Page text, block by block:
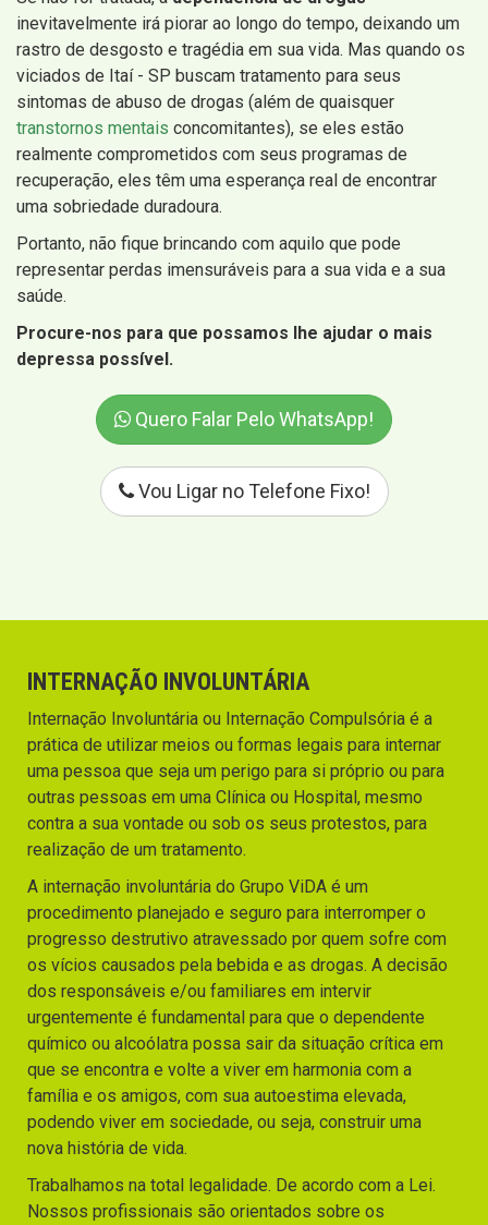
inevitavelmente irá piorar ao longo do tempo, deixando um
rastro de desgosto e tragédia em sua vida. Mas quando os
viciados de Itaí - SP buscam tratamento para seus
sintomas de abuso de drogas (além de quaisquer
transtornos mentais concomitantes), se eles estão
realmente comprometidos com seus programas de
recuperação, eles têm uma esperança real de encontrar
uma sobriedade duradoura.
Portanto, não fique brincando com aquilo que pode
representar perdas imensuráveis para a sua vida e a sua
saúde.
Procure-nos para que possamos lhe ajudar o mais
depressa possível.
Quero Falar Pelo WhatsApp!
Vou Ligar no Telefone Fixo!
INTERNAÇÃO INVOLUNTÁRIA
Internação Involuntária ou Internação Compulsória é a
prática de utilizar meios ou formas legais para internar
uma pessoa que seja um perigo para si próprio ou para
outras pessoas em uma Clínica ou Hospital, mesmo
contra a sua vontade ou sob os seus protestos, para
realização de um tratamento.
A internação involuntária do Grupo ViDA é um
procedimento planejado e seguro para interromper o
progresso destrutivo atravessado por quem sofre com
os vícios causados pela bebida e as drogas. A decisão
dos responsáveis e/ou familiares em intervir
urgentemente é fundamental para que o dependente
químico ou alcoólatra possa sair da situação crítica em
que se encontra e volte a viver em harmonia com a
família e os amigos, com sua autoestima elevada,
podendo viver em sociedade, ou seja, construir uma
nova história de vida.
Trabalhamos na total legalidade. De acordo com a Lei.
Nossos profissionais são orientados sobre os